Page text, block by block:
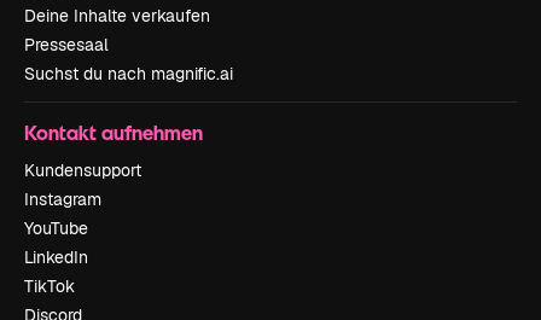
Deine Inhalte verkaufen
Pressesaal
Suchst du nach magnific.ai
Kontakt aufnehmen
Kundensupport
Instagram
YouTube
LinkedIn
TikTok
Discord